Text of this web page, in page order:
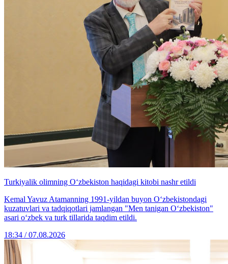
Turkiyalik olimning O‘zbekiston haqidagi kitobi nashr etildi
Kemal Yavuz Atamanning 1991-yildan buyon O‘zbekistondagi
kuzatuvlari va tadqiqotlari jamlangan "Men tanigan O‘zbekiston"
asari o‘zbek va turk tillarida taqdim etildi.
18:34 / 07.08.2026